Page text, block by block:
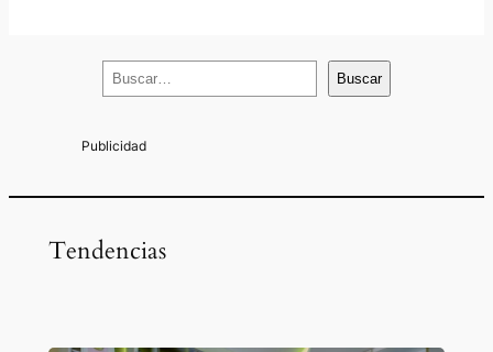
u
Buscar
Tendencias